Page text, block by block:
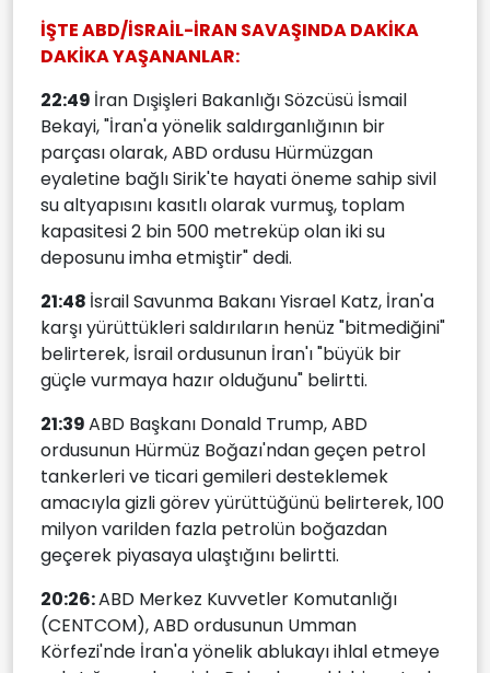
İŞTE ABD/İSRAİL-İRAN SAVAŞINDA DAKİKA
DAKİKA YAŞANANLAR:
22:49 İran Dışişleri Bakanlığı Sözcüsü İsmail
Bekayi, "İran'a yönelik saldırganlığının bir
parçası olarak, ABD ordusu Hürmüzgan
eyaletine bağlı Sirik'te hayati öneme sahip sivil
su altyapısını kasıtlı olarak vurmuş, toplam
kapasitesi 2 bin 500 metreküp olan iki su
deposunu imha etmiştir" dedi.
21:48 İsrail Savunma Bakanı Yisrael Katz, İran'a
karşı yürüttükleri saldırıların henüz "bitmediğini"
belirterek, İsrail ordusunun İran'ı "büyük bir
güçle vurmaya hazır olduğunu" belirtti.
21:39ABD Başkanı Donald Trump, ABD
ordusunun Hürmüz Boğazı'ndan geçen petrol
tankerleri ve ticari gemileri desteklemek
amacıyla gizli görev yürüttüğünü belirterek, 100
milyon varilden fazla petrolün boğazdan
geçerek piyasaya ulaştığını belirtti.
20:26:ABD Merkez Kuvvetler Komutanlığı
(CENTCOM), ABD ordusunun Umman
Körfezi'nde İran'a yönelik ablukayı ihlal etmeye